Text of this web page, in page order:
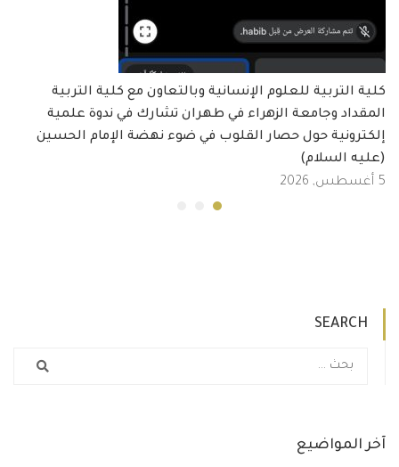
كلية التربية للعلوم الإنسانية وبالتعاون مع كلية التربية
المقداد وجامعة الزهراء في طهران تشارك في ندوة علمية
إلكترونية حول حصار القلوب في ضوء نهضة الإمام الحسين
(عليه السلام)
5 أغسطس, 2026
SEARCH
آخر المواضيع